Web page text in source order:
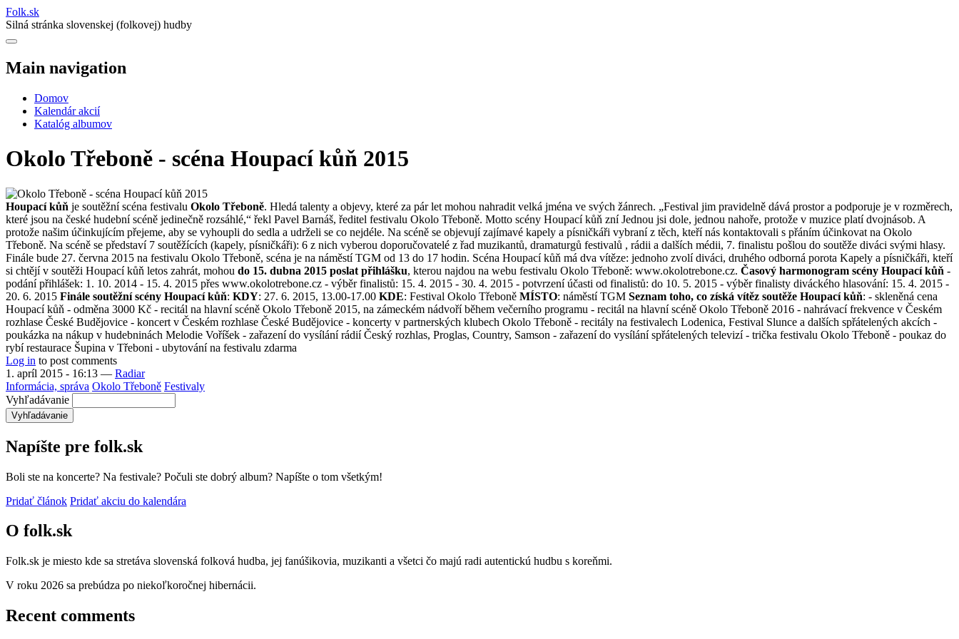
Folk.sk
Silná stránka slovenskej (folkovej) hudby
Main navigation
Domov
Kalendár akcií
Katalóg albumov
Okolo Třeboně - scéna Houpací kůň 2015
Houpací kůň je soutěžní scéna festivalu Okolo Třeboně. Hledá talenty a objevy, které za pár let mohou nahradit velká jména ve svých žánrech. „Festival jim pravidelně dává prostor a podporuje je v rozměrech,
které jsou na české hudební scéně jedinečně rozsáhlé,“ řekl Pavel Barnáš, ředitel festivalu Okolo Třeboně. Motto scény Houpací kůň zní Jednou jsi dole, jednou nahoře, protože v muzice platí dvojnásob. A
protože našim účinkujícím přejeme, aby se vyhoupli do sedla a udrželi se co nejdéle. Na scéně se objevují zajímavé kapely a písničkáři vybraní z těch, kteří nás kontaktovali s přáním účinkovat na Okolo
Třeboně. Na scéně se představí 7 soutěžících (kapely, písničkáři): 6 z nich vyberou doporučovatelé z řad muzikantů, dramaturgů festivalů , rádii a dalších médii, 7. finalistu pošlou do soutěže diváci svými hlasy.
Finále bude 27. června 2015 na festivalu Okolo Třeboně, scéna je na náměstí TGM od 13 do 17 hodin. Scéna Houpací kůň má dva vítěze: jednoho zvolí diváci, druhého odborná porota Kapely a písničkáři, kteří
si chtějí v soutěži Houpací kůň letos zahrát, mohou do 15. dubna 2015 poslat přihlášku, kterou najdou na webu festivalu Okolo Třeboně: www.okolotrebone.cz. Časový harmonogram scény Houpací kůň -
podání přihlášek: 1. 10. 2014 - 15. 4. 2015 přes www.okolotrebone.cz - výběr finalistů: 15. 4. 2015 - 30. 4. 2015 - potvrzení účasti od finalistů: do 10. 5. 2015 - výběr finalisty diváckého hlasování: 15. 4. 2015 -
20. 6. 2015 Finále soutěžní scény Houpací kůň: KDY: 27. 6. 2015, 13.00-17.00 KDE: Festival Okolo Třeboně MÍSTO: náměstí TGM Seznam toho, co získá vítěz soutěže Houpací kůň: - skleněná cena
Houpací kůň - odměna 3000 Kč - recitál na hlavní scéně Okolo Třeboně 2015, na zámeckém nádvoří během večerního programu - recitál na hlavní scéně Okolo Třeboně 2016 - nahrávací frekvence v Českém
rozhlase České Budějovice - koncert v Českém rozhlase České Budějovice - koncerty v partnerských klubech Okolo Třeboně - recitály na festivalech Lodenica, Festival Slunce a dalších spřátelených akcích -
poukázka na nákup v hudebninách Melodie Voříšek - zařazení do vysílání rádií Český rozhlas, Proglas, Country, Samson - zařazení do vysílání spřátelených televizí - trička festivalu Okolo Třeboně - poukaz do
rybí restaurace Šupina v Třeboni - ubytování na festivalu zdarma
Log in to post comments
1. apríl 2015 - 16:13 — Radiar
Informácia, správa Okolo Třeboně Festivaly
Vyhľadávanie
Napíšte pre folk.sk
Boli ste na koncerte? Na festivale? Počuli ste dobrý album? Napíšte o tom všetkým!
Pridať článok Pridať akciu do kalendára
O folk.sk
Folk.sk je miesto kde sa stretáva slovenská folková hudba, jej fanúšikovia, muzikanti a všetci čo majú radi autentickú hudbu s koreňmi.
V roku 2026 sa prebúdza po niekoľkoročnej hibernácii.
Recent comments